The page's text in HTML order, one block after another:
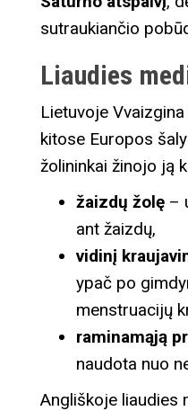
sutraukiančio
Liaudies
Lietuvoje
kitose Europos
žolininkai žinojo ją
žaizdų žolę –
ant žaizdų,
vidinį
ypač po
menstruacijų
raminamąją
naudota nuo
Angliškoje liaudies